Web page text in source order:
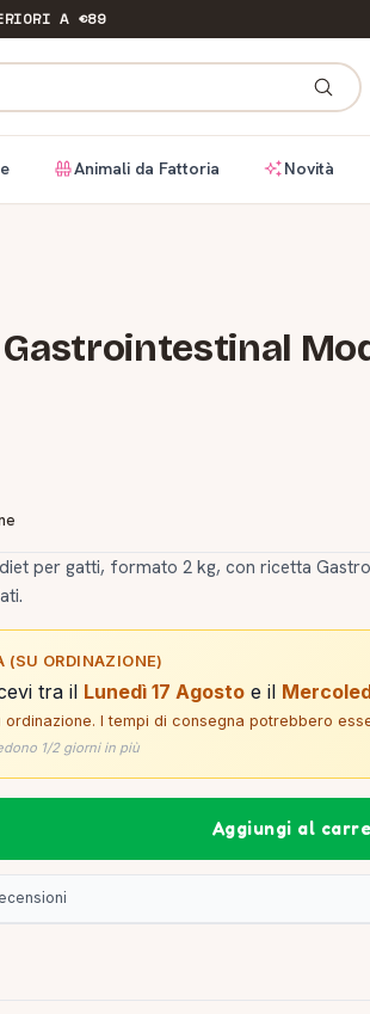
A €89
Animali da Fattoria Novità
Gastrointestinal
per gatti, formato 2 kg, con ricetta
(SU ORDINAZIONE)
tra il Lunedì 17 Agosto e il
I tempi di consegna potrebbero
1/2 giorni in più
Aggiungi al